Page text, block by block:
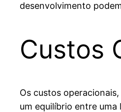
desenvolvimento
Custos
Os custos
um equilíbrio entre uma